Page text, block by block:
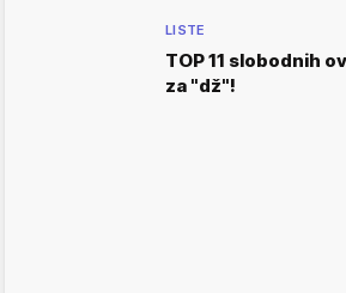
LISTE
TOP 11 slobodnih
za "dž"!